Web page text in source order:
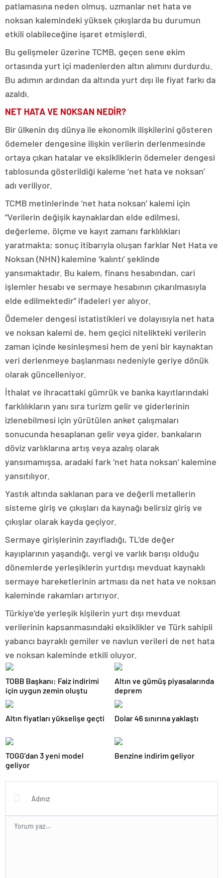
patlamasına neden olmuş, uzmanlar net hata ve
noksan kalemindeki yüksek çıkışlarda bu durumun
etkili olabileceğine işaret etmişlerdi.
Bu gelişmeler üzerine TCMB, geçen sene ekim
ortasında yurt içi madenlerden altın alımını durdurdu.
Bu adımın ardından da altında yurt dışı ile fiyat farkı da
azaldı.
NET HATA VE NOKSAN NEDİR?
Bir ülkenin dış dünya ile ekonomik ilişkilerini gösteren
ödemeler dengesine ilişkin verilerin derlenmesinde
ortaya çıkan hatalar ve eksikliklerin ödemeler dengesi
tablosunda gösterildiği kaleme ‘net hata ve noksan’
adı veriliyor.
TCMB metinlerinde ‘net hata noksan’ kalemi için
“Verilerin değişik kaynaklardan elde edilmesi,
değerleme, ölçme ve kayıt zamanı farklılıkları
yaratmakta; sonuç itibarıyla oluşan farklar Net Hata ve
Noksan (NHN) kalemine ‘kalıntı’ şeklinde
yansımaktadır. Bu kalem, finans hesabından, cari
işlemler hesabı ve sermaye hesabının çıkarılmasıyla
elde edilmektedir” ifadeleri yer alıyor.
Ödemeler dengesi istatistikleri ve dolayısıyla net hata
ve noksan kalemi de, hem geçici nitelikteki verilerin
zaman içinde kesinleşmesi hem de yeni bir kaynaktan
veri derlenmeye başlanması nedeniyle geriye dönük
olarak güncelleniyor.
İthalat ve ihracattaki gümrük ve banka kayıtlarındaki
farklılıkların yanı sıra turizm gelir ve giderlerinin
izlenebilmesi için yürütülen anket çalışmaları
sonucunda hesaplanan gelir veya gider, bankaların
döviz varlıklarına artış veya azalış olarak
yansımamışsa, aradaki fark ‘net hata noksan’ kalemine
yansıtılıyor.
Yastık altında saklanan para ve değerli metallerin
sisteme giriş ve çıkışları da kaynağı belirsiz giriş ve
çıkışlar olarak kayda geçiyor.
Sermaye girişlerinin zayıfladığı, TL’de değer
kayıplarının yaşandığı, vergi ve varlık barışı olduğu
dönemlerde yerleşiklerin yurtdışı mevduat kaynaklı
sermaye hareketlerinin artması da net hata ve noksan
kaleminde rakamları artırıyor.
Türkiye’de yerleşik kişilerin yurt dışı mevduat
verilerinin kapsanmasındaki eksiklikler ve Türk sahipli
yabancı bayraklı gemiler ve navlun verileri de net hata
ve noksan kaleminde etkili oluyor.
TOBB Başkanı: Faiz indirimi
için uygun zemin oluştu
Altın ve gümüş piyasalarında
deprem
Altın fiyatları yükselişe geçti Dolar 46 sınırına yaklaştı
TOGG’dan 3 yeni model
geliyor
Benzine indirim geliyor